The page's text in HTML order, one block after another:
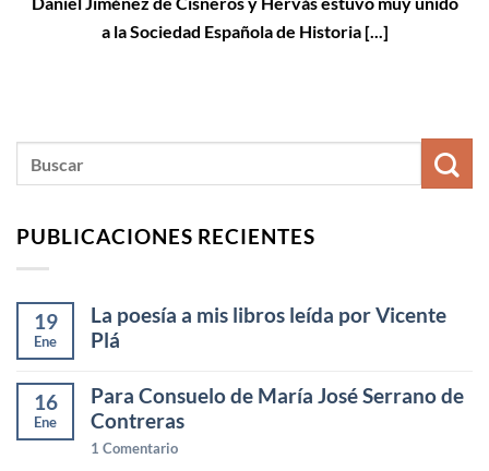
a la Sociedad Española de Historia [...]
PUBLICACIONES RECIENTES
19
Ene
La poesía a mis libros leída por Vicente
Plá
16
Ene
Para Consuelo de María José Serrano de
Contreras
1 Comentario